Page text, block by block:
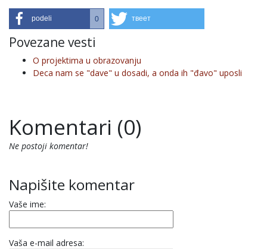
podeli 0 твеет
Povezane vesti
O projektima u obrazovanju
Deca nam se "dave" u dosadi, a onda ih "đavo" uposli
Komentari (0)
Ne postoji komentar!
Napišite komentar
Vaše ime:
Vaša e-mail adresa: